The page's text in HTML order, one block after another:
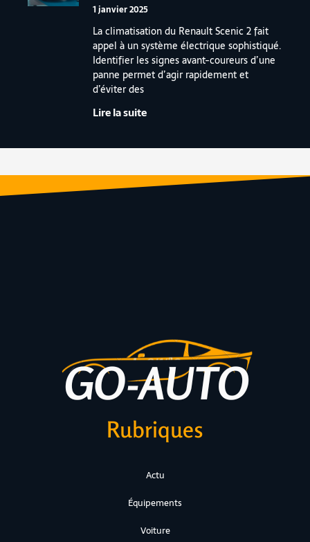
1 janvier 2025
La climatisation du Renault Scenic 2 fait
appel à un système électrique sophistiqué.
Identifier les signes avant-coureurs d’une
panne permet d’agir rapidement et
d’éviter des
Lire la suite
Rubriques
Actu
Équipements
Voiture